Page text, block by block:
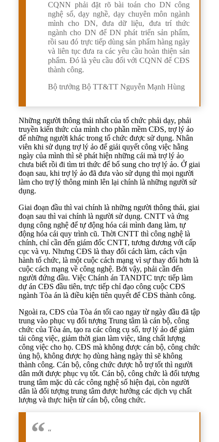
CQNN phải đặt rõ bài toán cho DN công
nghệ số, dạy nghề, dạy chuyên môn ngành
mình cho DN, đưa dữ liệu, đưa trí thức
ngành cho DN để DN phát triển sản phẩm,
rồi sau đó trực tiếp dùng sản phẩm hàng ngày
và liên tục đưa ra các yêu cầu hoàn thiện sản
phẩm. Đó là yêu cầu đối với CQNN để CĐS
thành công.
Bộ trưởng Bộ TT&TT Nguyễn Mạnh Hùng
Những người thông thái nhất của tổ chức phải dạy, phải
truyền kiến thức của mình cho phần mềm CĐS, trợ lý ảo
để những người khác trong tổ chức được sử dụng. Nhân
viên khi sử dụng trợ lý ảo để giải quyết công việc hằng
ngày của mình thì sẽ phát hiện những cái mà trợ lý ảo
chưa biết rồi đi tìm tri thức để bổ sung cho trợ lý ảo. Ở giai
đoạn sau, khi trợ lý ảo đã đưa vào sử dụng thì mọi người
làm cho trợ lý thông minh lên lại chính là những người sử
dụng.
Giai đoạn đầu thì vai chính là những người thông thái, giai
đoạn sau thì vai chính là người sử dụng. CNTT và ứng
dụng công nghệ để tự động hóa cái mình đang làm, tự
động hóa cái quy trình cũ. Thời CNTT thì công nghệ là
chính, chỉ cần đến giám đốc CNTT, tương đương với cấp
cục và vụ. Nhưng CĐS là thay đổi cách làm, cách vận
hành tổ chức, là một cuộc cách mạng vì sự thay đổi hơn là
cuộc cách mạng về công nghệ. Bởi vậy, phải cần đến
người đứng đầu. Việc Chánh án TANDTC trực tiếp làm
dự án CĐS đầu tiên, trực tiếp chỉ đạo công cuộc CĐS
ngành Tòa án là điều kiện tiên quyết để CĐS thành công.
Ngoài ra, CĐS của Tòa án tối cao ngay từ ngày đầu đã tập
trung vào phục vụ đối tượng Trung tâm là cán bộ, công
chức của Tòa án, tạo ra các công cụ số, trợ lý ảo để giảm
tải công việc, giảm thời gian làm việc, tăng chất lượng
công việc cho họ. CĐS mà không được cán bộ, công chức
ủng hộ, không được họ dùng hàng ngày thì sẽ không
thành công. Cán bộ, công chức được hỗ trợ tốt thì người
dân mới được phục vụ tốt. Cán bộ, công chức là đối tượng
trung tâm mặc dù các công nghệ số hiện đại, còn người
dân là đối tượng trung tâm được hưởng các dịch vụ chất
lượng và thực hiện từ cán bộ, công chức.
“